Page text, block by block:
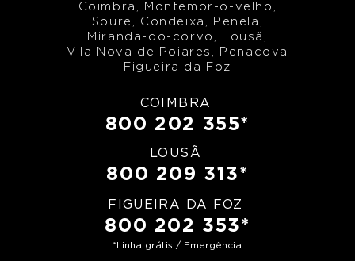
Coimbra, Montemor-o-velho,
Soure, Condeixa, Penela,
Miranda-do-corvo, Lousã,
Vila Nova de Poiares, Penacova
Figueira da Foz
COIMBRA
800 202 355*
LOUSÃ
800 209 313*
FIGUEIRA DA FOZ
800 202 353*
*Linha grátis / Emergência